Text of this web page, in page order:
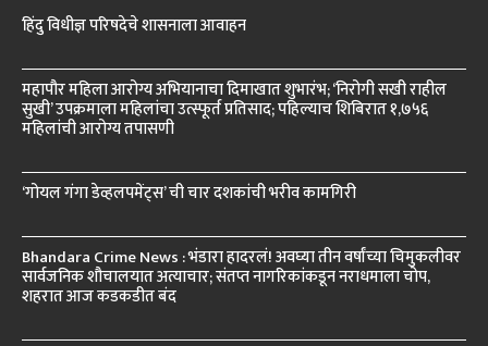
हिंदु विधीज्ञ परिषदेचे शासनाला आवाहन
महापौर महिला आरोग्य अभियानाचा दिमाखात शुभारंभ; ‘निरोगी सखी राहील
सुखी’ उपक्रमाला महिलांचा उत्स्फूर्त प्रतिसाद; पहिल्याच शिबिरात १,७५६
महिलांची आरोग्य तपासणी
‘गोयल गंगा डेव्हलपमेंट्स’ ची चार दशकांची भरीव कामगिरी
Bhandara Crime News : भंडारा हादरलं! अवघ्या तीन वर्षांच्या चिमुकलीवर
सार्वजनिक शौचालयात अत्याचार; संतप्त नागरिकांकडून नराधमाला चोप,
शहरात आज कडकडीत बंद